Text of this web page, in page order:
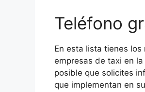
Teléfono
En esta lista tienes los
empresas de taxi en
posible que solicites
que implementan en